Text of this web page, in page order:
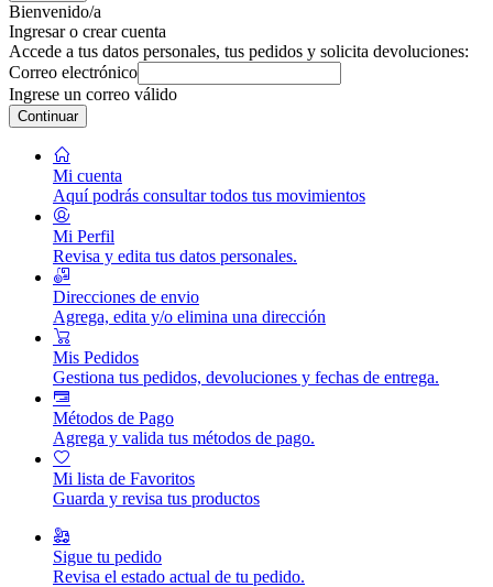
Bienvenido/a
Ingresar o crear cuenta
Accede a tus datos personales, tus pedidos y solicita devoluciones:
Correo electrónico
Ingrese un correo válido
Continuar
Mi cuenta
Aquí podrás consultar todos tus movimientos
Mi Perfil
Revisa y edita tus datos personales.
Direcciones de envio
Agrega, edita y/o elimina una dirección
Mis Pedidos
Gestiona tus pedidos, devoluciones y fechas de entrega.
Métodos de Pago
Agrega y valida tus métodos de pago.
Mi lista de Favoritos
Guarda y revisa tus productos
Sigue tu pedido
Revisa el estado actual de tu pedido.